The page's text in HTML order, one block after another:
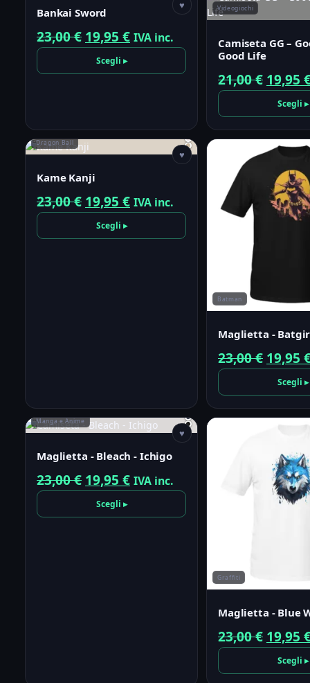
Bankai Sword
23,00€ Il
prezzo
originale
19,95 €Il
attuale
IVA inc.
Scegli ▸
♥ Videogiochi
Camiseta GG –
Good Life
21,00€ Il
prezzo
era:
19,95
Scegli ▸
Dragon Ball
Kame Kanji
23,00€ Il
prezzo
originale
19,95 €Il
attuale
IVA inc.
Scegli ▸
♥
Batman
Maglietta -
23,00€ Il
prezzo
era:
19,95
Scegli ▸
Manga e Anime
Maglietta - Bleach - Ichigo
23,00€ Il
prezzo
originale
19,95 €Il
attuale
IVA inc.
Scegli ▸
♥
Graffiti
Maglietta - Blue
23,00€ Il
prezzo
19,95
Scegli ▸